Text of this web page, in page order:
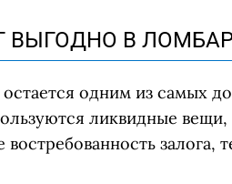
В
одним из самых
ликвидные